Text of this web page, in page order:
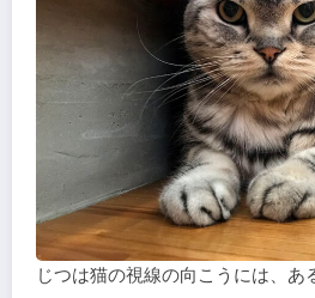
じつは猫の視線の向こうには、あ